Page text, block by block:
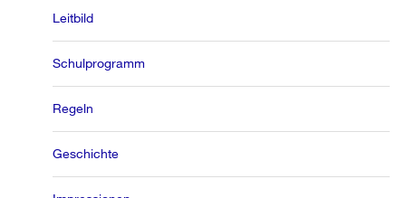
Leitbild
Schulprogramm
Regeln
Geschichte